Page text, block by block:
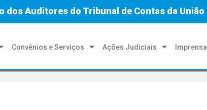
dos Auditores do Tribunal de Contas da União
Convênios e Serviços Ações Judiciais Imprensa